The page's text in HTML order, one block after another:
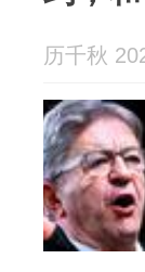
历千秋